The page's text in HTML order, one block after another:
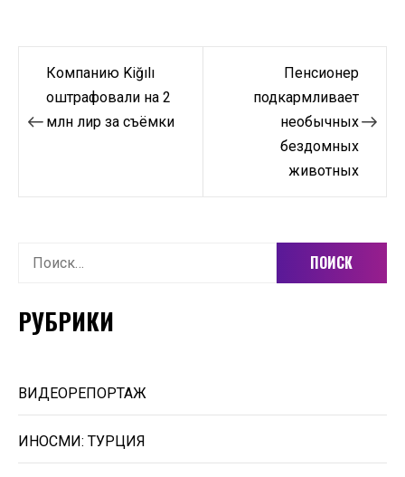
Навигация
записям
Компанию Kiğılı
оштрафовали на 2
млн лир за съёмки
Пенсионер
подкармливает
необычных
бездомных
животных
Найти:
РУБРИКИ
ВИДЕОРЕПОРТАЖ
ИНОСМИ: ТУРЦИЯ